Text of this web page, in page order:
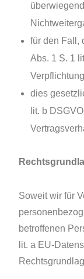
für den Fall,
Abs. 1 S. 1
dies
lit. b
Soweit wir für
betroffenen
lit. a EU-